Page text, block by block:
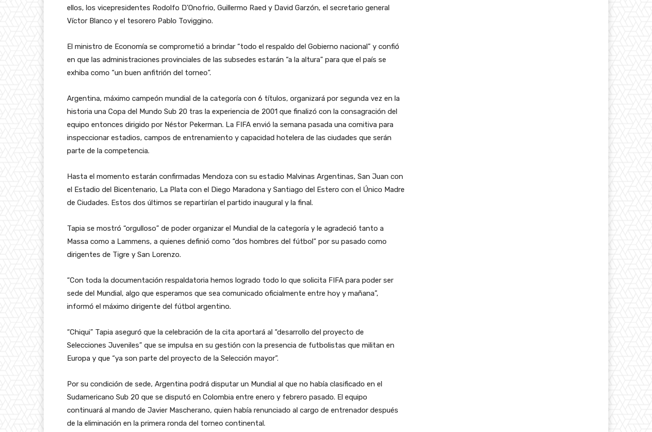
ellos, los vicepresidentes Rodolfo D’Onofrio, Guillermo Raed y David Garzón, el secretario general
Víctor Blanco y el tesorero Pablo Toviggino.
El ministro de Economía se comprometió a brindar “todo el respaldo del Gobierno nacional” y confió
en que las administraciones provinciales de las subsedes estarán “a la altura” para que el país se
exhiba como “un buen anfitrión del torneo”.
Argentina, máximo campeón mundial de la categoría con 6 títulos, organizará por segunda vez en la
historia una Copa del Mundo Sub 20 tras la experiencia de 2001 que finalizó con la consagración del
equipo entonces dirigido por Néstor Pekerman. La FIFA envió la semana pasada una comitiva para
inspeccionar estadios, campos de entrenamiento y capacidad hotelera de las ciudades que serán
parte de la competencia.
Hasta el momento estarán confirmadas Mendoza con su estadio Malvinas Argentinas, San Juan con
el Estadio del Bicentenario, La Plata con el Diego Maradona y Santiago del Estero con el Único Madre
de Ciudades. Estos dos últimos se repartirían el partido inaugural y la final.
Tapia se mostró “orgulloso” de poder organizar el Mundial de la categoría y le agradeció tanto a
Massa como a Lammens, a quienes definió como “dos hombres del fútbol” por su pasado como
dirigentes de Tigre y San Lorenzo.
“Con toda la documentación respaldatoria hemos logrado todo lo que solicita FIFA para poder ser
sede del Mundial, algo que esperamos que sea comunicado oficialmente entre hoy y mañana”,
informó el máximo dirigente del fútbol argentino.
“Chiqui” Tapia aseguró que la celebración de la cita aportará al “desarrollo del proyecto de
Selecciones Juveniles” que se impulsa en su gestión con la presencia de futbolistas que militan en
Europa y que “ya son parte del proyecto de la Selección mayor”.
Por su condición de sede, Argentina podrá disputar un Mundial al que no había clasificado en el
Sudamericano Sub 20 que se disputó en Colombia entre enero y febrero pasado. El equipo
continuará al mando de Javier Mascherano, quien había renunciado al cargo de entrenador después
de la eliminación en la primera ronda del torneo continental.